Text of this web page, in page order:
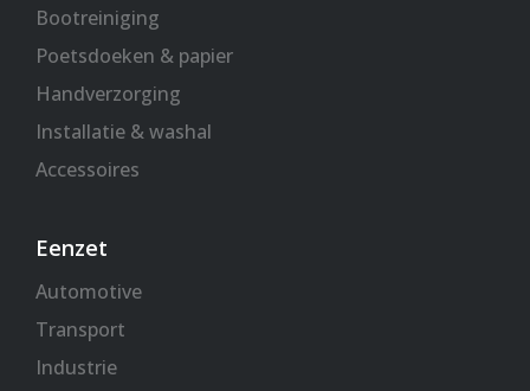
Bootreiniging
Poetsdoeken & papier
Handverzorging
Installatie & washal
Accessoires
Eenzet
Automotive
Transport
Industrie